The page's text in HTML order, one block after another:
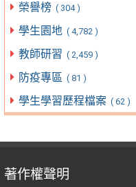
榮譽榜 ( 304 )
學生園地 ( 4,782 )
教師研習 ( 2,459 )
防疫專區 ( 81 )
學生學習歷程檔案 ( 62 )
著作權聲明